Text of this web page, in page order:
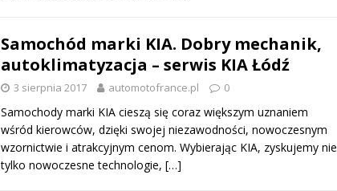
Samochód marki KIA. Dobry mechanik,
autoklimatyzacja – serwis KIA Łódź
3 sierpnia 2017 automotofrance.pl 0
Samochody marki KIA cieszą się coraz większym uznaniem
wśród kierowców, dzięki swojej niezawodności, nowoczesnym
wzornictwie i atrakcyjnym cenom. Wybierając KIA, zyskujemy nie
tylko nowoczesne technologie, […]